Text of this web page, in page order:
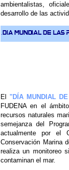
ambientalistas,
desarrollo de las
El "DÍA MUNDIAL
FUDENA en el
recursos naturales
semejanza del
actualmente por el
Conservación Marina
realiza un monitoreo
contaminan el mar.